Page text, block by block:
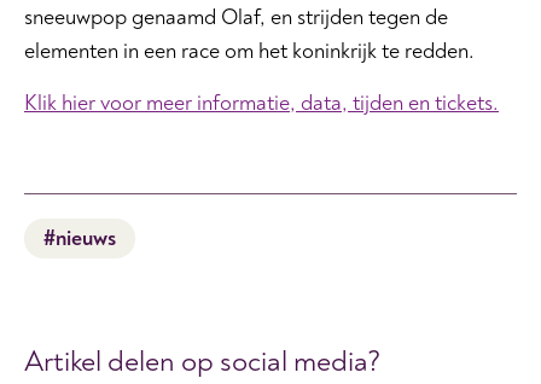
sneeuwpop genaamd Olaf, en strijden tegen de
elementen in een race om het koninkrijk te redden.
Klik hier voor meer informatie, data, tijden en tickets.
#nieuws
Artikel delen op social media?